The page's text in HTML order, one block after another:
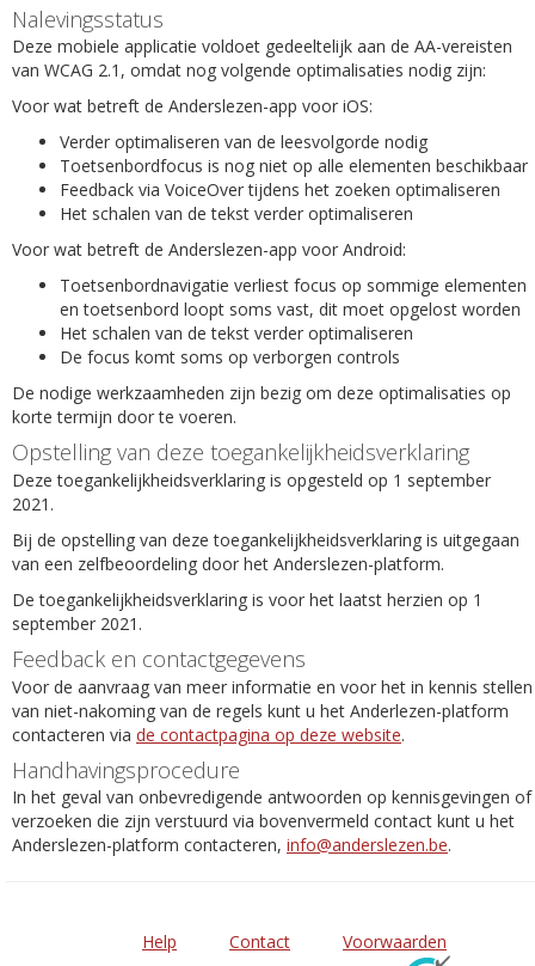
Nalevingsstatus
Deze mobiele applicatie voldoet gedeeltelijk aan de AA-vereisten
van WCAG 2.1, omdat nog volgende optimalisaties nodig zijn:
Voor wat betreft de Anderslezen-app voor iOS:
Verder optimaliseren van de leesvolgorde nodig
Toetsenbordfocus is nog niet op alle elementen beschikbaar
Feedback via VoiceOver tijdens het zoeken optimaliseren
Het schalen van de tekst verder optimaliseren
Voor wat betreft de Anderslezen-app voor Android:
Toetsenbordnavigatie verliest focus op sommige elementen
en toetsenbord loopt soms vast, dit moet opgelost worden
Het schalen van de tekst verder optimaliseren
De focus komt soms op verborgen controls
De nodige werkzaamheden zijn bezig om deze optimalisaties op
korte termijn door te voeren.
Opstelling van deze toegankelijkheidsverklaring
Deze toegankelijkheidsverklaring is opgesteld op 1 september
2021.
Bij de opstelling van deze toegankelijkheidsverklaring is uitgegaan
van een zelfbeoordeling door het Anderslezen-platform.
De toegankelijkheidsverklaring is voor het laatst herzien op 1
september 2021.
Feedback en contactgegevens
Voor de aanvraag van meer informatie en voor het in kennis stellen
van niet-nakoming van de regels kunt u het Anderlezen-platform
contacteren via de contactpagina op deze website.
Handhavingsprocedure
In het geval van onbevredigende antwoorden op kennisgevingen of
verzoeken die zijn verstuurd via bovenvermeld contact kunt u het
Anderslezen-platform contacteren, info@anderslezen.be.
Help Contact
Voorwaarden